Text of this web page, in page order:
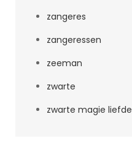
zangeres
zangeressen
zeeman
zwarte
zwarte magie liefde